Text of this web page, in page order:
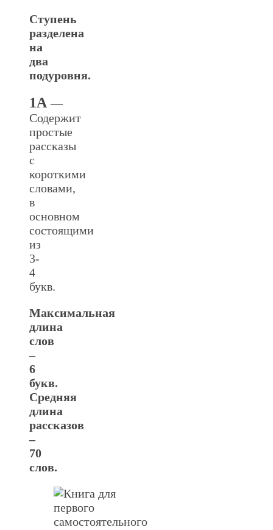
Ступень
разделена
на
два
подуровня.
1А—
Содержит
простые
рассказы
с
короткими
словами,
в
основном
состоящими
из
3-
4
букв.
Максимальная
длина
слов
–
6
букв.
Средняя
длина
рассказов
–
70
слов.